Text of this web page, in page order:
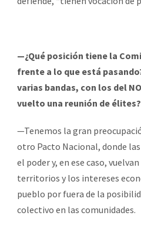
—¿Qué posición tiene la
frente a lo que está
varias bandas, con los del
vuelto una reunión de élites?
—Tenemos la gran
otro Pacto Nacional, donde
el poder y, en ese caso,
territorios y los intereses
pueblo por fuera de la
colectivo en las comunidades.